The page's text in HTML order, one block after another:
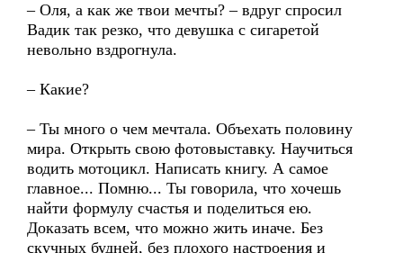
– Оля, а как же твои мечты? – вдруг спросил
Вадик так резко, что девушка с сигаретой
невольно вздрогнула.
– Какие?
– Ты много о чем мечтала. Объехать половину
мира. Открыть свою фотовыставку. Научиться
водить мотоцикл. Написать книгу. А самое
главное... Помню... Ты говорила, что хочешь
найти формулу счастья и поделиться ею.
Доказать всем, что можно жить иначе. Без
скучных будней, без плохого настроения и